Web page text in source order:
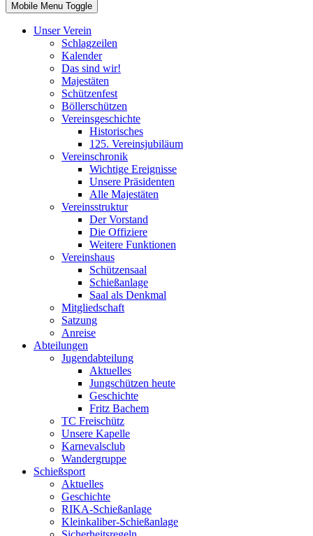
Mobile Menu Toggle
Unser Verein
Schlagzeilen
Kalender
Das sind wir!
Majestäten
Schützenfest
Böllerschützen
Vereinsgeschichte
Historisches
125. Vereinsjubiläum
Vereinschronik
Wichtige Ereignisse
Unsere Präsidenten
Alle Majestäten
Vereinsstruktur
Der Vorstand
Die Offiziere
Weitere Funktionen
Vereinshaus
Schützensaal
Schießanlage
Saal als Denkmal
Mitgliedschaft
Satzung
Anreise
Abteilungen
Jugendabteilung
Aktuelles
Jungschützen heute
Geschichte
Fritz Bachem
TC Freischütz
Unsere Kapelle
Karnevalsclub
Wandergruppe
Schießsport
Aktuelles
Geschichte
RIKA-Schießanlage
Kleinkaliber-Schießanlage